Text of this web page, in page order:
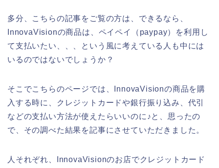
多分、こちらの記事をご覧の方は、できるなら、
InnovaVisionの商品は、ペイペイ（paypay）を利用し
て支払いたい、、、という風に考えている人も中には
いるのではないでしょうか？
そこでこちらのページでは、InnovaVisionの商品を購
入する時に、クレジットカードや銀行振り込み、代引
などの支払い方法が使えたらいいのに♪と、思ったの
で、その調べた結果を記事にさせていただきました。
人それぞれ、InnovaVisionのお店でクレジットカード